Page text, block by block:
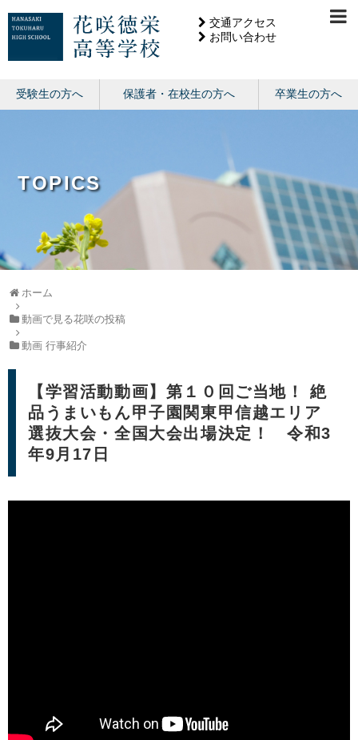
交通アクセス
お問い合わせ
受験生の方へ 保護者・在校生の方へ 卒業生の方へ
TOPICS
ホーム
動画で見る花咲の投稿
動画 行事紹介
【学習活動動画】第１０回ご当地！ 絶
品うまいもん甲子園関東甲信越エリア
選抜大会・全国大会出場決定！ 令和3
年9月17日